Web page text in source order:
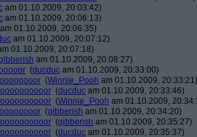
am 01.10.2009, 20:03:42)
am 01.10.2009, 20:06:13)
am 01.10.2009, 20:06:35)
am 01.10.2009, 20:07:12)
01.10.2009, 20:07:18)
am 01.10.2009, 20:08:27)
(ducduc am 01.10.2009, 20:33:00)
(Winnie_Pooh am 01.10.2009, 20:33:21)
(ducduc am 01.10.2009, 20:33:46)
(Winnie_Pooh am 01.10.2009,
(gibberish am 01.10.2009, 20:34:20)
(gibberish am 01.10.2009, 20:35:27)
(ducduc am 01.10.2009, 20:35:37)